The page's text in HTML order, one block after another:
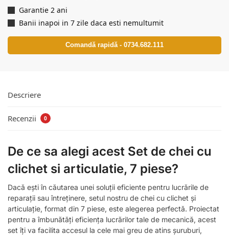
Garantie 2 ani
Banii inapoi in 7 zile daca esti nemultumit
Comandă rapidă - 0734.682.111
Descriere
Recenzii 0
De ce sa alegi acest Set de chei cu
clichet si articulatie, 7 piese?
Dacă ești în căutarea unei soluții eficiente pentru lucrările de
reparații sau întreținere, setul nostru de chei cu clichet și
articulație, format din 7 piese, este alegerea perfectă. Proiectat
pentru a îmbunătăți eficiența lucrărilor tale de mecanică, acest
set îți va facilita accesul la cele mai greu de atins șuruburi,